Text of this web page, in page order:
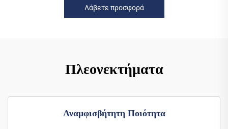
Λάβετε προσφορά
Πλεονεκτήματα
Αναμφισβήτητη Ποιότητα